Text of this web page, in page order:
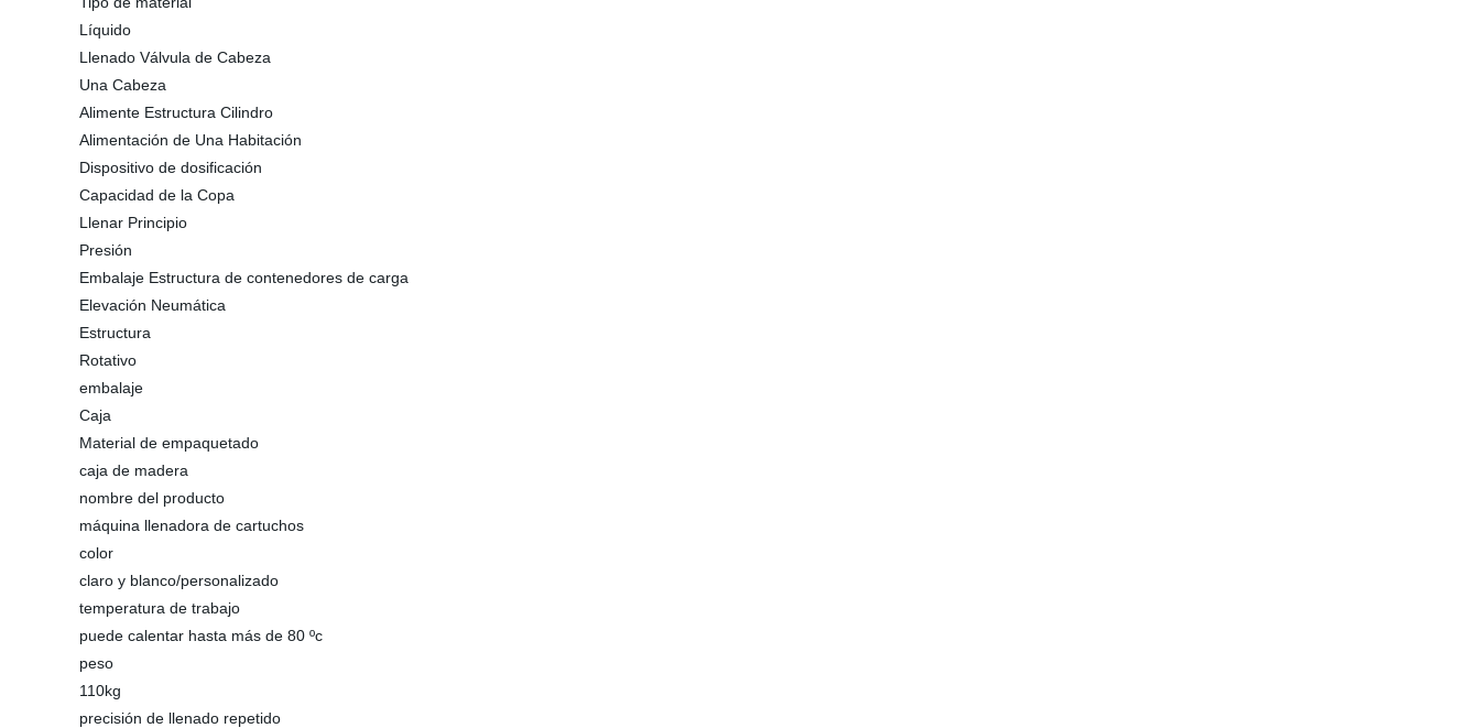
Líquido
Llenado Válvula de Cabeza
Una Cabeza
Alimente Estructura Cilindro
Alimentación de Una Habitación
Dispositivo de dosificación
Capacidad de la Copa
Llenar Principio
Presión
Embalaje Estructura de contenedores de carga
Elevación Neumática
Estructura
Rotativo
embalaje
Caja
Material de empaquetado
caja de madera
nombre del producto
máquina llenadora de cartuchos
color
claro y blanco/personalizado
temperatura de trabajo
puede calentar hasta más de 80 ºc
peso
110kg
precisión de llenado repetido